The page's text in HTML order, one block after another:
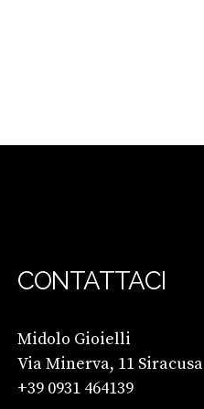
CONTATTACI
Midolo Gioielli
Via Minerva, 11 Siracusa
+39 0931 464139